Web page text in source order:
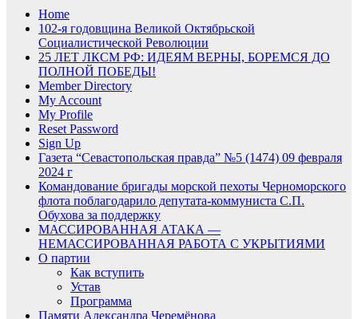
Home
102-я годовщина Великой Октябрьской
Социалистической Революции
25 ЛЕТ ЛКСМ РФ: ИДЕЯМ ВЕРНЫ, БОРЕМСЯ ДО
ПОЛНОЙ ПОБЕДЫ!
Member Directory
My Account
My Profile
Reset Password
Sign Up
Газета “Севастопольская правда” №5 (1474) 09 февраля
2024 г
Командование бригады морской пехоты Черноморского
флота поблагодарило депутата-коммуниста С.П.
Обухова за поддержку
МАССИРОВАННАЯ АТАКА —
НЕМАССИРОВАННАЯ РАБОТА С УКРЫТИЯМИ
О партии
Как вступить
Устав
Программа
Памяти Александра Черемёнова